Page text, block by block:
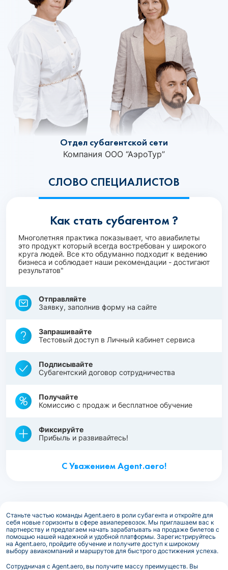
СЛОВО СПЕЦИАЛИСТОВ
Отдел субагентской сети
Компания ООО “АэроТур”
Как стать субагентом ?
Многолетняя практика показывает, что авиабилеты
это продукт который всегда востребован у широкого
круга людей. Все кто обдуманно подходит к ведению
бизнеса и соблюдает наши рекомендации - достигают
результатов"
Отправляйте
Заявку, заполнив форму на сайте
Запрашивайте
Тестовый доступ в Личный кабинет сервиса
Подписывайте
Субагентский договор сотрудничества
Получайте
Комиссию с продаж и бесплатное обучение
Фиксируйте
Прибыль и развивайтесь!
С Уважением Agent.aero!
Станьте частью команды Agent.aero в роли субагента и откройте для
себя новые горизонты в сфере авиаперевозок. Мы приглашаем вас к
партнерству и предлагаем начать зарабатывать на продаже билетов с
помощью нашей надежной и удобной платформы. Зарегистрируйтесь
на Agent.aero, пройдите обучение и получите доступ к широкому
выбору авиакомпаний и маршрутов для быстрого достижения успеха.
Сотрудничая с Agent.aero, вы получите массу преимуществ. Вы